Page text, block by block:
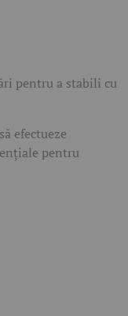
pentru a stabili cu
efectueze
pentru